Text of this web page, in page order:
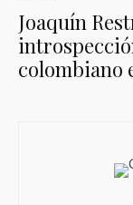
Joaquín
colombiano